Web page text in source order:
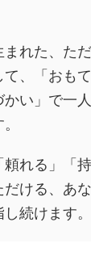
れた、た
、「おもて
かい」で一
れる」「
だける、あ
続けます。